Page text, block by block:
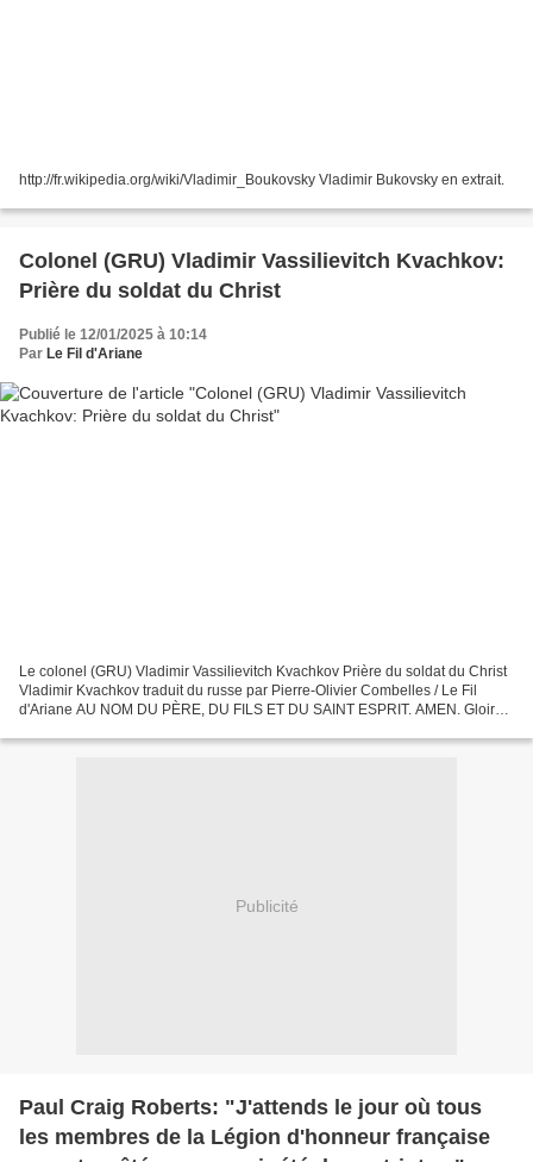
http://fr.wikipedia.org/wiki/Vladimir_Boukovsky Vladimir Bukovsky en extrait.
Colonel (GRU) Vladimir Vassilievitch Kvachkov:
Prière du soldat du Christ
Publié le 12/01/2025 à 10:14
Par Le Fil d'Ariane
Le colonel (GRU) Vladimir Vassilievitch Kvachkov Prière du soldat du Christ
Vladimir Kvachkov traduit du russe par Pierre-Olivier Combelles / Le Fil
d'Ariane AU NOM DU PÈRE, DU FILS ET DU SAINT ESPRIT. AMEN. Gloire
Publicité
Paul Craig Roberts: "J'attends le jour où tous
les membres de la Légion d'honneur française